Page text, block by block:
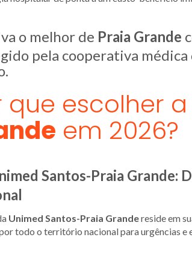
o melhor de Praia Grande
pela cooperativa médica
que escolher
em 2026?
Santos-Praia Grande:
Unimed Santos-Praia Grandereside em
todo o território nacional para urgências e